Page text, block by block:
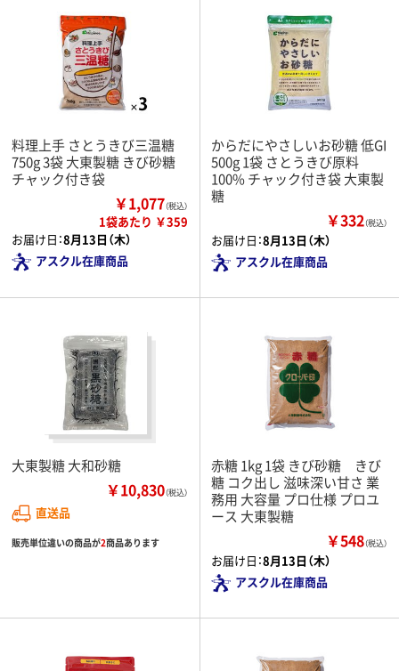
料理上手 さとうきび三温糖
750g 3袋 大東製糖 きび砂糖
チャック付き袋
￥1,077（税込）
1袋あたり ￥359
お届け日：8月13日（木）
アスクル在庫商品
からだにやさしいお砂糖 低GI
500g 1袋 さとうきび原料
100% チャック付き袋 大東製
糖
￥332（税込）
お届け日：8月13日（木）
アスクル在庫商品
大東製糖 大和砂糖
￥10,830（税込）
直送品
販売単位違いの商品が2商品あります
赤糖 1kg 1袋 きび砂糖 きび
糖 コク出し 滋味深い甘さ 業
務用 大容量 プロ仕様 プロユ
ース 大東製糖
￥548（税込）
お届け日：8月13日（木）
アスクル在庫商品